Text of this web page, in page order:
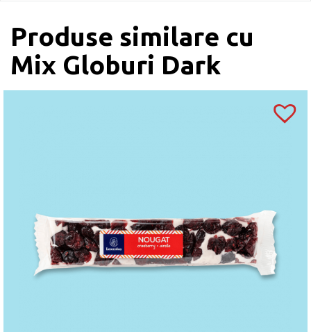
Produse similare cu
Mix Globuri Dark